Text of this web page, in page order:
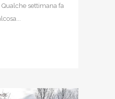
settimana fa